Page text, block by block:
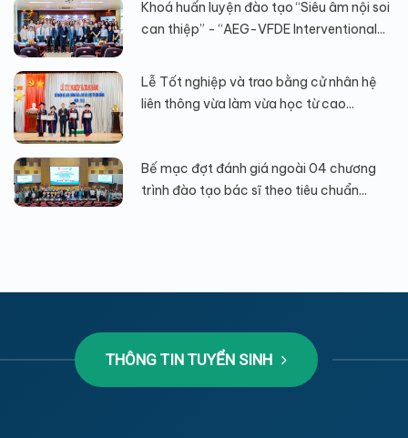
Khoá huấn luyện đào tạo “Siêu âm nội soi
can thiệp” - “AEG-VFDE Interventional...
Lễ Tốt nghiệp và trao bằng cử nhân hệ
liên thông vừa làm vừa học từ cao...
Bế mạc đợt đánh giá ngoài 04 chương
trình đào tạo bác sĩ theo tiêu chuẩn...
THÔNG TIN TUYỂN SINH